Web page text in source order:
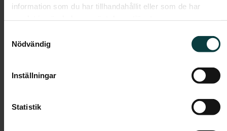
information som du har tillhandahållit eller som de har
Nödvändig
Inställningar
Statistik
Våning: 2
Pris: 2 680 000 kr